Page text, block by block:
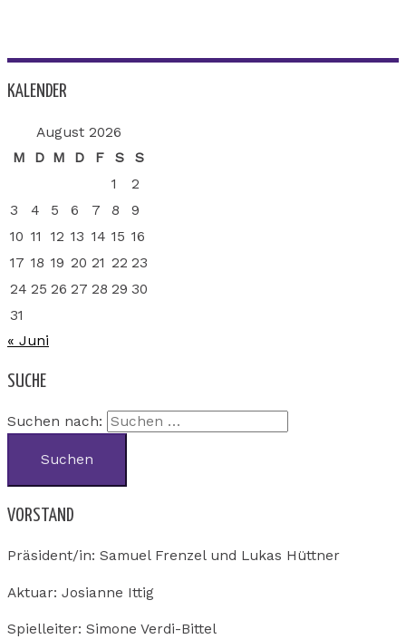
KALENDER
August 2026
M
D M D F S
S
1
2
3
4 5 6 7 8
9
10 11 12 13 14 15 16
17 18 19 20 21 22 23
24 25 26 27 28 29 30
31
« Juni
SUCHE
Suchen nach:
VORSTAND
Präsident/in: Samuel Frenzel und Lukas Hüttner
Aktuar: Josianne Ittig
Spielleiter: Simone Verdi-Bittel